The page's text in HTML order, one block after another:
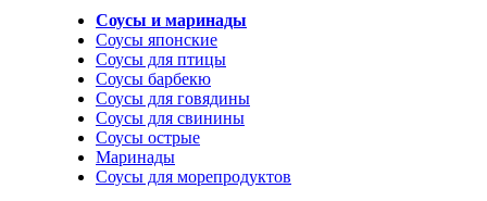
Соусы и маринады
Соусы японские
Соусы для птицы
Соусы барбекю
Соусы для говядины
Соусы для свинины
Соусы острые
Маринады
Соусы для морепродуктов